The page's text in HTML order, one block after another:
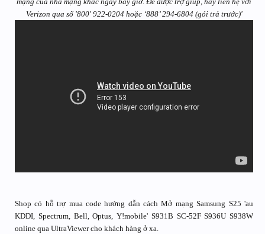
Verizon qua số '800' 922-0204 hoặc ‘888’ 294-6804 (gói trả trước)'
Shop có hỗ trợ mua code hướng dẫn cách Mở mạng Samsung S25 'au
KDDI, Spectrum, Bell, Optus, Y!mobile' S931B SC-52F S936U S938W
online qua UltraViewer cho khách hàng ở xa.